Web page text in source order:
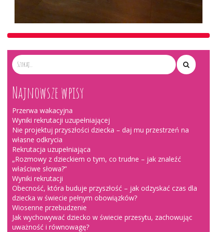
Najnowsze wpisy
Przerwa wakacyjna
Wyniki rekrutacji uzupełniającej
Nie projektuj przyszłości dziecka – daj mu przestrzeń na
własne odkrycia
Rekrutacja uzupełniająca
„Rozmowy z dzieckiem o tym, co trudne – jak znaleźć
właściwe słowa?”
Wyniki rekrutacji
Obecność, która buduje przyszłość – jak odzyskać czas dla
dziecka w świecie pełnym obowiązków?
Wiosenne przebudzenie
Jak wychowywać dziecko w świecie przesytu, zachowując
uważność i równowagę?